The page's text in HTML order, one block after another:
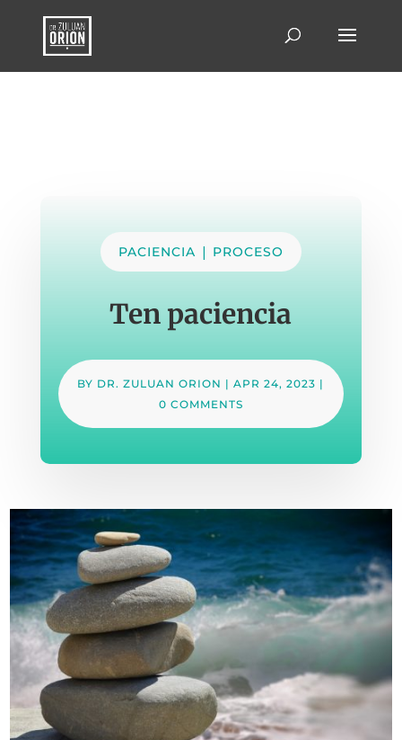
PACIENCIA | PROCESO
Ten paciencia
BY DR. ZULUAN ORION |APR 24, 2023 |
0 COMMENTS